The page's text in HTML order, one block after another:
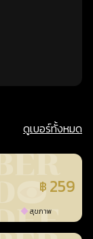
ดูเบอร์ทั้งหมด
฿ 259
สุขภาพ